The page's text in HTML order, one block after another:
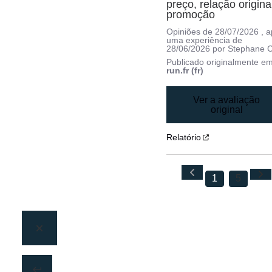
preço, relação
promoção
Opiniões de28/07/2026 ,
uma experiência de
28/06/2026 por Stephane
Publicado originalmente
run.fr (fr)
Ver a avaliação
original
Relatório
1 5